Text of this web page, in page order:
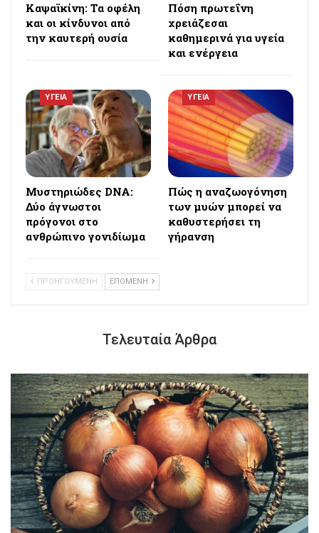
Καψαϊκίνη: Τα οφέλη
και οι κίνδυνοι από
την καυτερή ουσία
Πόση πρωτεΐνη
χρειάζεσαι
καθημερινά για υγεία
και ενέργεια
ΥΓΕΙΑ
Μυστηριώδες DNA:
Δύο άγνωστοι
πρόγονοι στο
ανθρώπινο γονιδίωμα
ΥΓΕΙΑ
Πώς η αναζωογόνηση
των μυών μπορεί να
καθυστερήσει τη
γήρανση
ΠΡΟΗΓΟΥΜΕΝΗ ΕΠΟΜΕΝΗ
Τελευταία Άρθρα